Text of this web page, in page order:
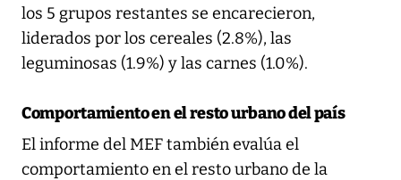
los 5 grupos restantes se encarecieron,
liderados por los cereales (2.8%), las
leguminosas (1.9%) y las carnes (1.0%).
Comportamiento en el resto urbano del país
El informe del MEF también evalúa el
comportamiento en el resto urbano de la